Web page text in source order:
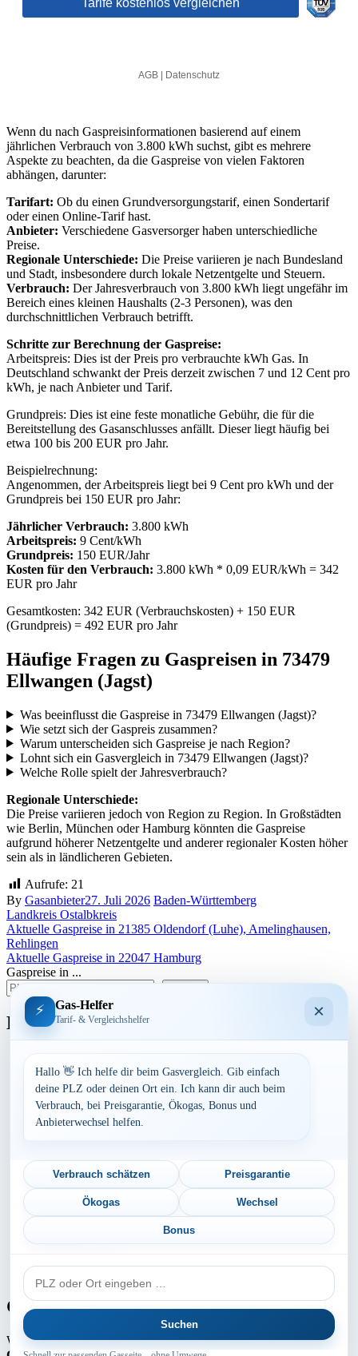
Wenn du nach Gaspreisinformationen basierend auf einem
jährlichen Verbrauch von 3.800 kWh suchst, gibt es mehrere
Aspekte zu beachten, da die Gaspreise von vielen Faktoren
abhängen, darunter:
Tarifart: Ob du einen Grundversorgungstarif, einen Sondertarif
oder einen Online-Tarif hast.
Anbieter: Verschiedene Gasversorger haben unterschiedliche
Preise.
Regionale Unterschiede: Die Preise variieren je nach Bundesland
und Stadt, insbesondere durch lokale Netzentgelte und Steuern.
Verbrauch: Der Jahresverbrauch von 3.800 kWh liegt ungefähr im
Bereich eines kleinen Haushalts (2-3 Personen), was den
durchschnittlichen Verbrauch betrifft.
Schritte zur Berechnung der Gaspreise:
Arbeitspreis: Dies ist der Preis pro verbrauchte kWh Gas. In
Deutschland schwankt der Preis derzeit zwischen 7 und 12 Cent pro
kWh, je nach Anbieter und Tarif.
Grundpreis: Dies ist eine feste monatliche Gebühr, die für die
Bereitstellung des Gasanschlusses anfällt. Dieser liegt häufig bei
etwa 100 bis 200 EUR pro Jahr.
Beispielrechnung:
Angenommen, der Arbeitspreis liegt bei 9 Cent pro kWh und der
Grundpreis bei 150 EUR pro Jahr:
Jährlicher Verbrauch: 3.800 kWh
Arbeitspreis: 9 Cent/kWh
Grundpreis: 150 EUR/Jahr
Kosten für den Verbrauch: 3.800 kWh * 0,09 EUR/kWh = 342
EUR pro Jahr
Gesamtkosten: 342 EUR (Verbrauchskosten) + 150 EUR
(Grundpreis) = 492 EUR pro Jahr
Häufige Fragen zu Gaspreisen in 73479
Ellwangen (Jagst)
Was beeinflusst die Gaspreise in 73479 Ellwangen (Jagst)?
Wie setzt sich der Gaspreis zusammen?
Warum unterscheiden sich Gaspreise je nach Region?
Lohnt sich ein Gasvergleich in 73479 Ellwangen (Jagst)?
Welche Rolle spielt der Jahresverbrauch?
Regionale Unterschiede:
Die Preise variieren jedoch von Region zu Region. In Großstädten
wie Berlin, München oder Hamburg könnten die Gaspreise
aufgrund höherer Netzentgelte und anderer regionaler Kosten höher
sein als in ländlicheren Gebieten.
Aufrufe: 21
By Gasanbieter27. Juli 2026 Baden-Württemberg
Landkreis Ostalbkreis
Beitragsnavigation
Aktuelle Gaspreise in 21385 Oldendorf (Luhe), Amelinghausen,
Rehlingen
Aktuelle Gaspreise in 22047 Hamburg
Gaspreise in ...
Bundesland
Bayern
Berlin
Brandenburg
Hamburg
Mecklenburg-Vorpommern
Niedersachsen
Nordrhein-Westfalen
Rheinland-Pfalz
Saarland
Sachsen-Anhalt
Gaspreis-Explosion
Wie die Medien aktuell berichten, erwartetMillionen von
⚡ Gas-Helfer
Tarif- & Vergleichshelfer ×
Hallo 👋 Ich helfe dir beim Gasvergleich. Gib einfach
deine PLZ oder deinen Ort ein. Ich kann dir auch beim
Verbrauch, bei Preisgarantie, Ökogas, Bonus und
Anbieterwechsel helfen.
Verbrauch schätzen Preisgarantie
Ökogas Wechsel
Bonus
PLZ
oder
Ort
Suchen